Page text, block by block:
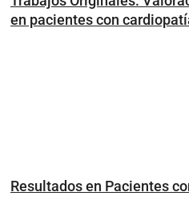
en pacientes con
Resultados en Pacientes